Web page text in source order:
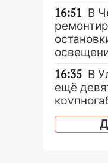
16:51 В
16:35 В
ещё
16:26
В
покажут